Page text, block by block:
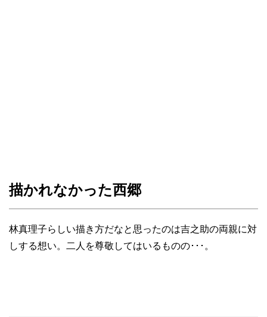
描かれなかった西郷
林真理子らしい描き方だなと思ったのは吉之助の両親に対
しする想い。二人を尊敬してはいるものの･･･。